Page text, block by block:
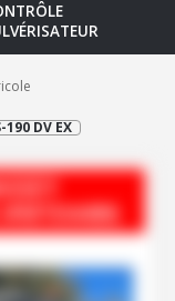
DV EX
#M104486